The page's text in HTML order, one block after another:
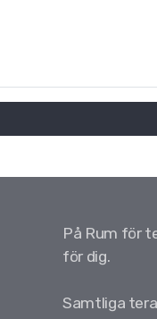
På Rum för
för dig.
Samtliga